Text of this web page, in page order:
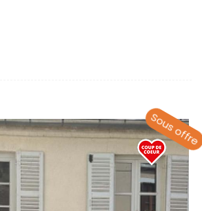
Sous offre